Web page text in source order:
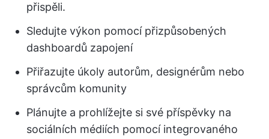
přispěli.
Sledujte výkon pomocí přizpůsobených
dashboardů zapojení
Přiřazujte úkoly autorům, designérům nebo
správcům komunity
Plánujte a prohlížejte si své příspěvky na
sociálních médiích pomocí integrovaného